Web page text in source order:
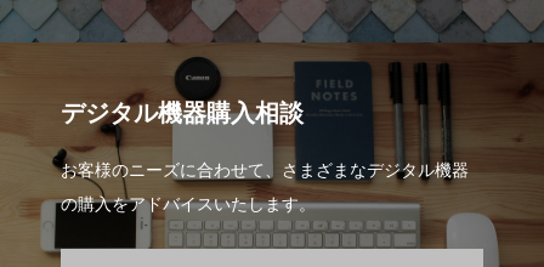
デジタル機器購入相談
お客様のニーズに合わせて、さまざまなデジタル機器
の購入をアドバイスいたします。